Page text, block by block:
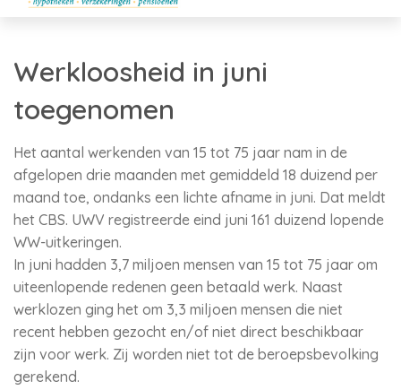
Werkloosheid in juni
toegenomen
Het aantal werkenden van 15 tot 75 jaar nam in de
afgelopen drie maanden met gemiddeld 18 duizend per
maand toe, ondanks een lichte afname in juni. Dat meldt
het CBS. UWV registreerde eind juni 161 duizend lopende
WW-uitkeringen.
In juni hadden 3,7 miljoen mensen van 15 tot 75 jaar om
uiteenlopende redenen geen betaald werk. Naast
werklozen ging het om 3,3 miljoen mensen die niet
recent hebben gezocht en/of niet direct beschikbaar
zijn voor werk. Zij worden niet tot de beroepsbevolking
gerekend.